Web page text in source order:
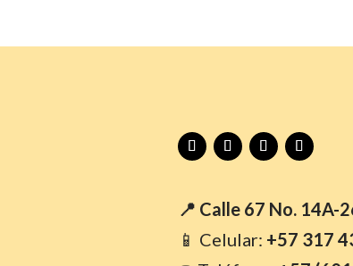
📍 Calle 67 No. 14A-
📱 Celular: +57 317